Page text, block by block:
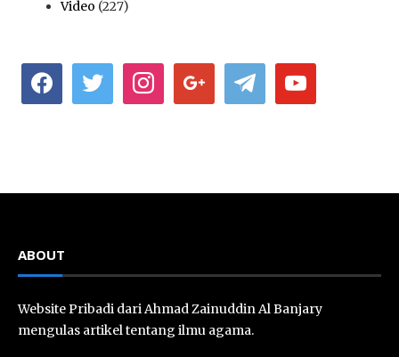
Video (227)
facebook twitter instagramgoogle telegram youtube
ABOUT
Website Pribadi dari Ahmad Zainuddin Al Banjary
mengulas artikel tentang ilmu agama.